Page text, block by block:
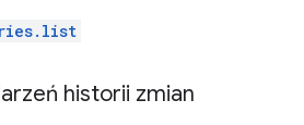
historii zmian